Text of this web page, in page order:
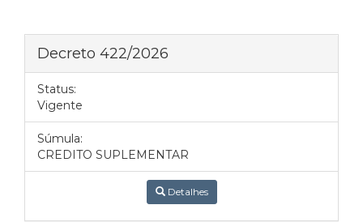
Decreto 422/2026
Status:
Vigente
Súmula:
CREDITO SUPLEMENTAR
Detalhes